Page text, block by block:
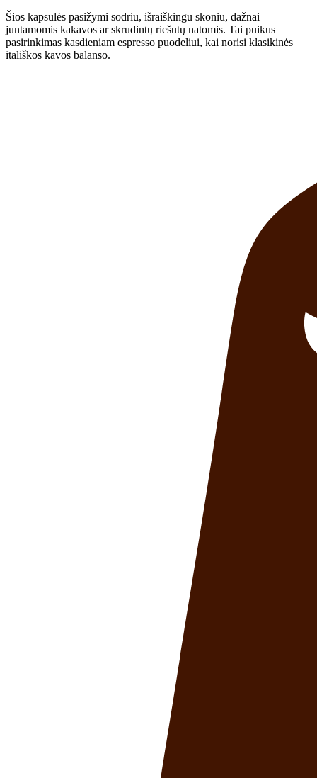
Šios kapsulės pasižymi sodriu, išraiškingu skoniu, dažnai
juntamomis kakavos ar skrudintų riešutų natomis. Tai puikus
pasirinkimas kasdieniam espresso puodeliui, kai norisi klasikinės
itališkos kavos balanso.